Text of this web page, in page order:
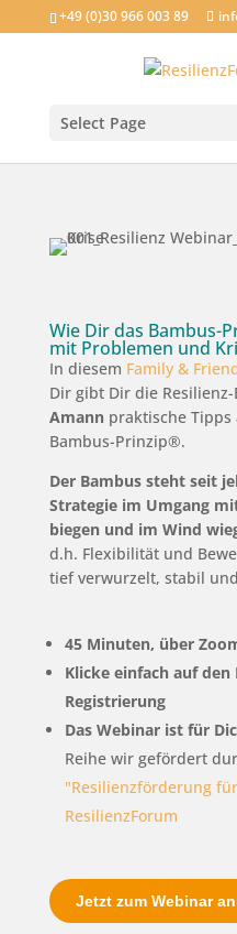
+49 (0)30 966 003 89
Select Page
Wie Dir das Bambus-
mit Problemen und
In diesem Family &
Dir gibt Dir die
Amann praktische
Bambus-Prinzip®.
Der Bambus steht seit
Strategie im Umgang
biegen und im Wind
d.h. Flexibilität und
tief verwurzelt, stabil
45 Minuten, über
Klicke einfach auf
Registrierung
Das Webinar ist für
Reihe wir gefördert
"Resilienzförderung
ResilienzForum
Jetzt zum Webinar